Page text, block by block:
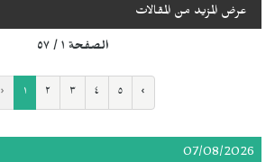
عرض المزيد من المقالات
الصفحة ١ / ٥٧
‹ ١ ٢ ٣ ٤ ٥ ›
07/08/2026